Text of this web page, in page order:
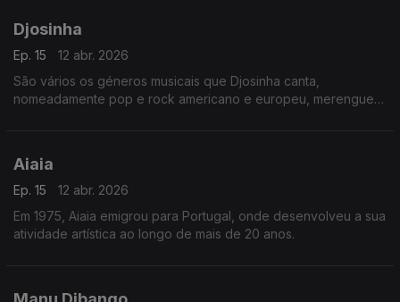
Djosinha
Ep. 15
12 abr. 2026
São vários os géneros musicais que Djosinha canta,
nomeadamente pop e rock americano e europeu, merengue
Aiaia
Ep. 15
12 abr. 2026
Em 1975, Aiaia emigrou para Portugal, onde desenvolveu a sua
atividade artística ao longo de mais de 20 anos.